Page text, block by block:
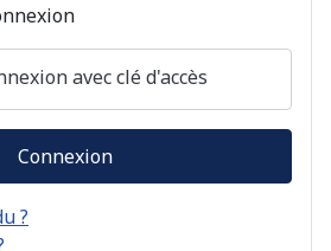
avec clé d'accès
Connexion
?